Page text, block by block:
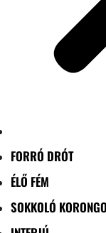
FORRÓ DRÓT
ÉLŐ FÉM
SOKKOLÓ